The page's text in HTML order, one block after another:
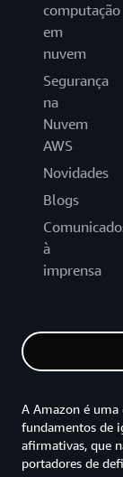
computação
em
nuvem
Segurança
na
Nuvem
AWS
Novidades
Blogs
à
imprensa
A Amazon é uma
fundamentos de
afirmativas, que
portadores de